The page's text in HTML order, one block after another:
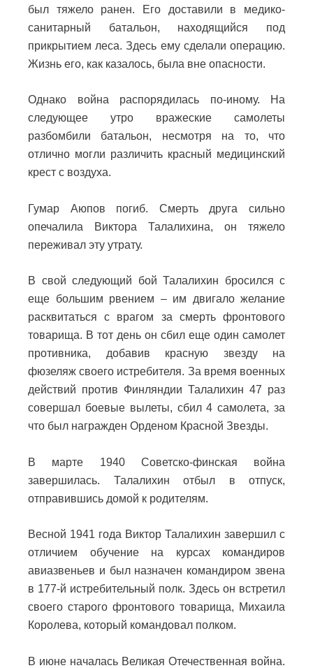
был тяжело ранен. Его доставили в медико-
санитарный батальон, находящийся под
прикрытием леса. Здесь ему сделали операцию.
Жизнь его, как казалось, была вне опасности.
Однако война распорядилась по-иному. На
следующее утро вражеские самолеты
разбомбили батальон, несмотря на то, что
отлично могли различить красный медицинский
крест с воздуха.
Гумар Аюпов погиб. Смерть друга сильно
опечалила Виктора Талалихина, он тяжело
переживал эту утрату.
В свой следующий бой Талалихин бросился с
еще большим рвением – им двигало желание
расквитаться с врагом за смерть фронтового
товарища. В тот день он сбил еще один самолет
противника, добавив красную звезду на
фюзеляж своего истребителя. За время военных
действий против Финляндии Талалихин 47 раз
совершал боевые вылеты, сбил 4 самолета, за
что был награжден Орденом Красной Звезды.
В марте 1940 Советско-финская война
завершилась. Талалихин отбыл в отпуск,
отправившись домой к родителям.
Весной 1941 года Виктор Талалихин завершил с
отличием обучение на курсах командиров
авиазвеньев и был назначен командиром звена
в 177-й истребительный полк. Здесь он встретил
своего старого фронтового товарища, Михаила
Королева, который командовал полком.
В июне началась Великая Отечественная война.